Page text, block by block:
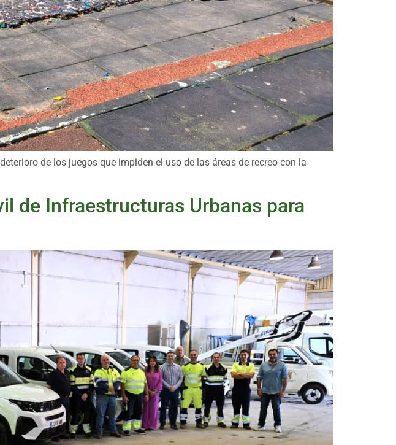
de los juegos que impiden el uso de las áreas de recreo con la
de Infraestructuras Urbanas para